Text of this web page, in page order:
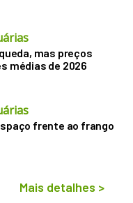
mas preços
médias de 2026
frente ao frango
Mais detalhes >